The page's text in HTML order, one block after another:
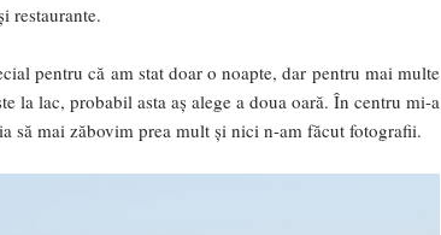
restaurante.
pentru că am stat doar o noapte, dar pentru mai multe
la lac, probabil asta aș alege a doua oară. În centru mi-a
să mai zăbovim prea mult și nici n-am făcut fotografii.